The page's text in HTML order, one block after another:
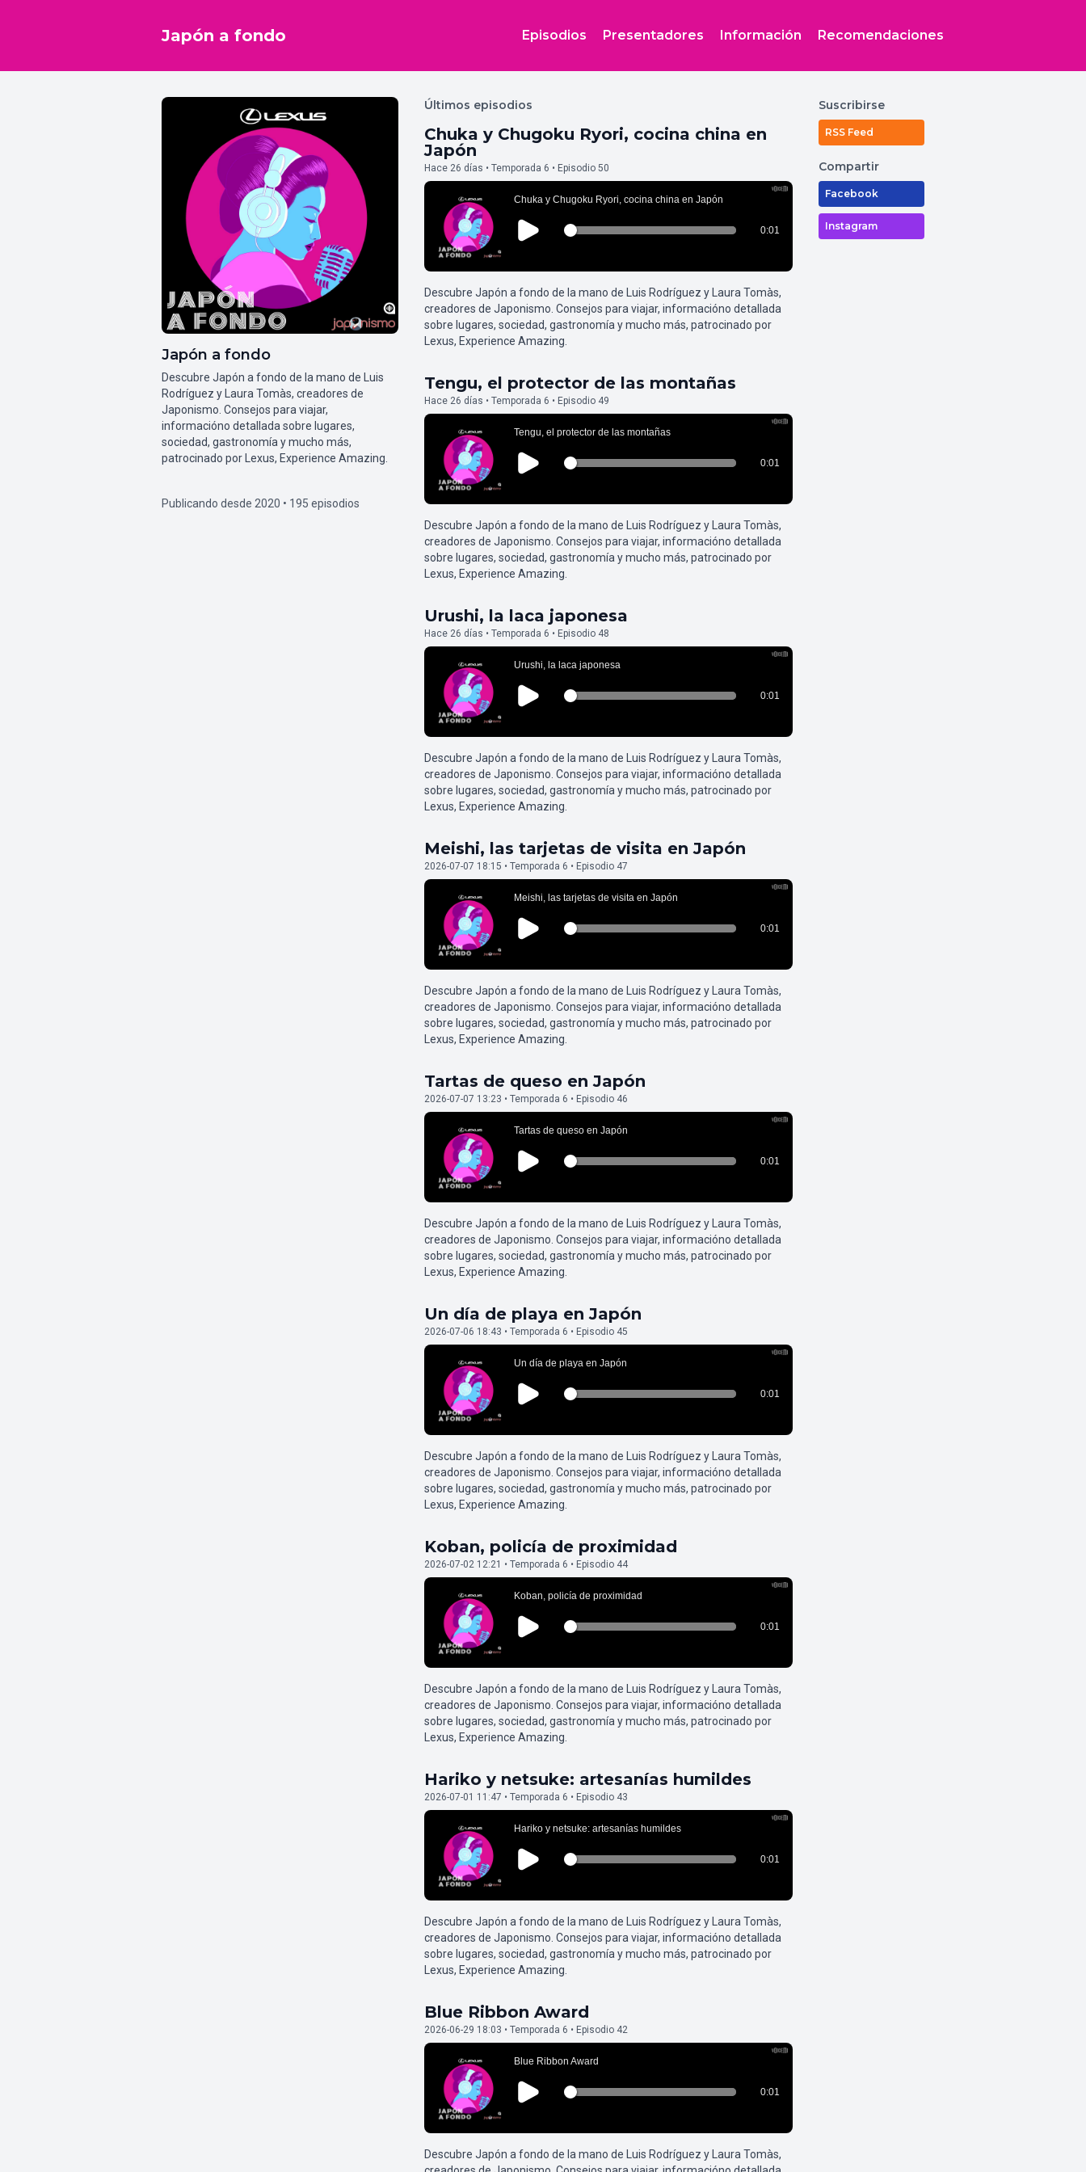
Japón a fondo Episodios Presentadores Información Recomendaciones
Japón a fondo
Descubre Japón a fondo de la mano de Luis
Rodríguez y Laura Tomàs, creadores de
Japonismo. Consejos para viajar,
informacióno detallada sobre lugares,
sociedad, gastronomía y mucho más,
patrocinado por Lexus, Experience Amazing.
Publicando desde 2020 • 195 episodios
Últimos episodios
Chuka y Chugoku Ryori, cocina china en
Japón
Hace 26 días • Temporada 6 • Episodio 50
Descubre Japón a fondo de la mano de Luis Rodríguez y Laura Tomàs,
creadores de Japonismo. Consejos para viajar, informacióno detallada
sobre lugares, sociedad, gastronomía y mucho más, patrocinado por
Lexus, Experience Amazing.
Tengu, el protector de las montañas
Hace 26 días • Temporada 6 • Episodio 49
Descubre Japón a fondo de la mano de Luis Rodríguez y Laura Tomàs,
creadores de Japonismo. Consejos para viajar, informacióno detallada
sobre lugares, sociedad, gastronomía y mucho más, patrocinado por
Lexus, Experience Amazing.
Urushi, la laca japonesa
Hace 26 días • Temporada 6 • Episodio 48
Descubre Japón a fondo de la mano de Luis Rodríguez y Laura Tomàs,
creadores de Japonismo. Consejos para viajar, informacióno detallada
sobre lugares, sociedad, gastronomía y mucho más, patrocinado por
Lexus, Experience Amazing.
Meishi, las tarjetas de visita en Japón
2026-07-07 18:15 • Temporada 6 • Episodio 47
Descubre Japón a fondo de la mano de Luis Rodríguez y Laura Tomàs,
creadores de Japonismo. Consejos para viajar, informacióno detallada
sobre lugares, sociedad, gastronomía y mucho más, patrocinado por
Lexus, Experience Amazing.
Tartas de queso en Japón
2026-07-07 13:23 • Temporada 6 • Episodio 46
Descubre Japón a fondo de la mano de Luis Rodríguez y Laura Tomàs,
creadores de Japonismo. Consejos para viajar, informacióno detallada
sobre lugares, sociedad, gastronomía y mucho más, patrocinado por
Lexus, Experience Amazing.
Un día de playa en Japón
2026-07-06 18:43 • Temporada 6 • Episodio 45
Descubre Japón a fondo de la mano de Luis Rodríguez y Laura Tomàs,
creadores de Japonismo. Consejos para viajar, informacióno detallada
sobre lugares, sociedad, gastronomía y mucho más, patrocinado por
Lexus, Experience Amazing.
Koban, policía de proximidad
2026-07-02 12:21 • Temporada 6 • Episodio 44
Descubre Japón a fondo de la mano de Luis Rodríguez y Laura Tomàs,
creadores de Japonismo. Consejos para viajar, informacióno detallada
sobre lugares, sociedad, gastronomía y mucho más, patrocinado por
Lexus, Experience Amazing.
Hariko y netsuke: artesanías humildes
2026-07-01 11:47 • Temporada 6 • Episodio 43
Descubre Japón a fondo de la mano de Luis Rodríguez y Laura Tomàs,
creadores de Japonismo. Consejos para viajar, informacióno detallada
sobre lugares, sociedad, gastronomía y mucho más, patrocinado por
Lexus, Experience Amazing.
Blue Ribbon Award
2026-06-29 18:03 • Temporada 6 • Episodio 42
Descubre Japón a fondo de la mano de Luis Rodríguez y Laura Tomàs,
Suscribirse
RSS Feed
Compartir
Facebook
Instagram